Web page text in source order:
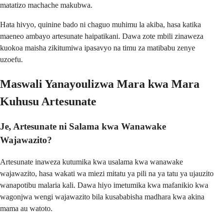
matatizo machache makubwa.
Hata hivyo, quinine bado ni chaguo muhimu la akiba, hasa katika
maeneo ambayo artesunate haipatikani. Dawa zote mbili zinaweza
kuokoa maisha zikitumiwa ipasavyo na timu za matibabu zenye
uzoefu.
Maswali Yanayoulizwa Mara kwa Mara
Kuhusu Artesunate
Je, Artesunate ni Salama kwa Wanawake
Wajawazito?
Artesunate inaweza kutumika kwa usalama kwa wanawake
wajawazito, hasa wakati wa miezi mitatu ya pili na ya tatu ya ujauzito
wanapotibu malaria kali. Dawa hiyo imetumika kwa mafanikio kwa
wagonjwa wengi wajawazito bila kusababisha madhara kwa akina
mama au watoto.